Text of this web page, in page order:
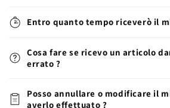
Entro quanto tempo riceverò il
Cosa fare se ricevo un articolo
errato ?
Posso annullare o modificare il
averlo effettuato ?